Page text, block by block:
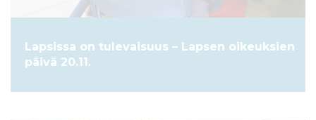
Lapsissa on tulevaisuus – Lapsen oikeuksien
päivä 20.11.